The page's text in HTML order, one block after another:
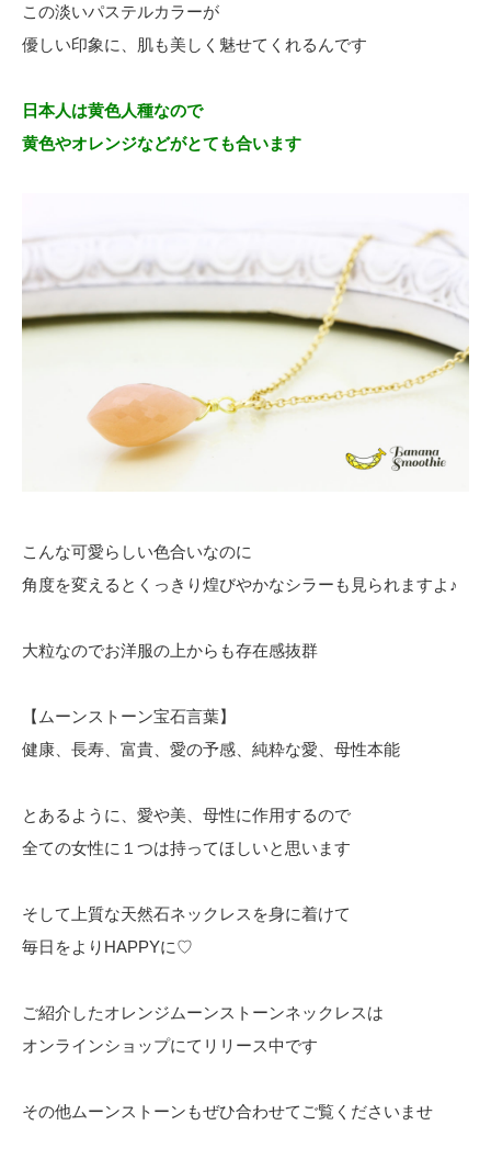
この淡いパステルカラーが
優しい印象に、肌も美しく魅せてくれるんです
日本人は黄色人種なので
黄色やオレンジなどがとても合います
こんな可愛らしい色合いなのに
角度を変えるとくっきり煌びやかなシラーも見られますよ♪
大粒なのでお洋服の上からも存在感抜群
【ムーンストーン宝石言葉】
健康、長寿、富貴、愛の予感、純粋な愛、母性本能
とあるように、愛や美、母性に作用するので
全ての女性に１つは持ってほしいと思います
そして上質な天然石ネックレスを身に着けて
毎日をよりHAPPYに♡
ご紹介したオレンジムーンストーンネックレスは
オンラインショップにてリリース中です
その他ムーンストーンもぜひ合わせてご覧くださいませ